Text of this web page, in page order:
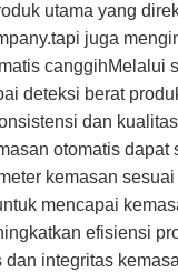
utama yang
juga
canggihMelalui
deteksi berat
dan kualitas
otomatis dapat
kemasan
mencapai
efisiensi
integritas